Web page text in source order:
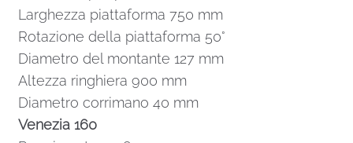
Larghezza piattaforma 750 mm
Rotazione della piattaforma 50°
Diametro del montante 127 mm
Altezza ringhiera 900 mm
Diametro corrimano 40 mm
Venezia 160